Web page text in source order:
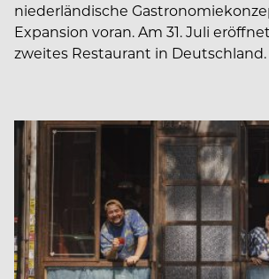
niederländische
Expansion voran. Am 31. Juli
zweites Restaurant in Deutschland.